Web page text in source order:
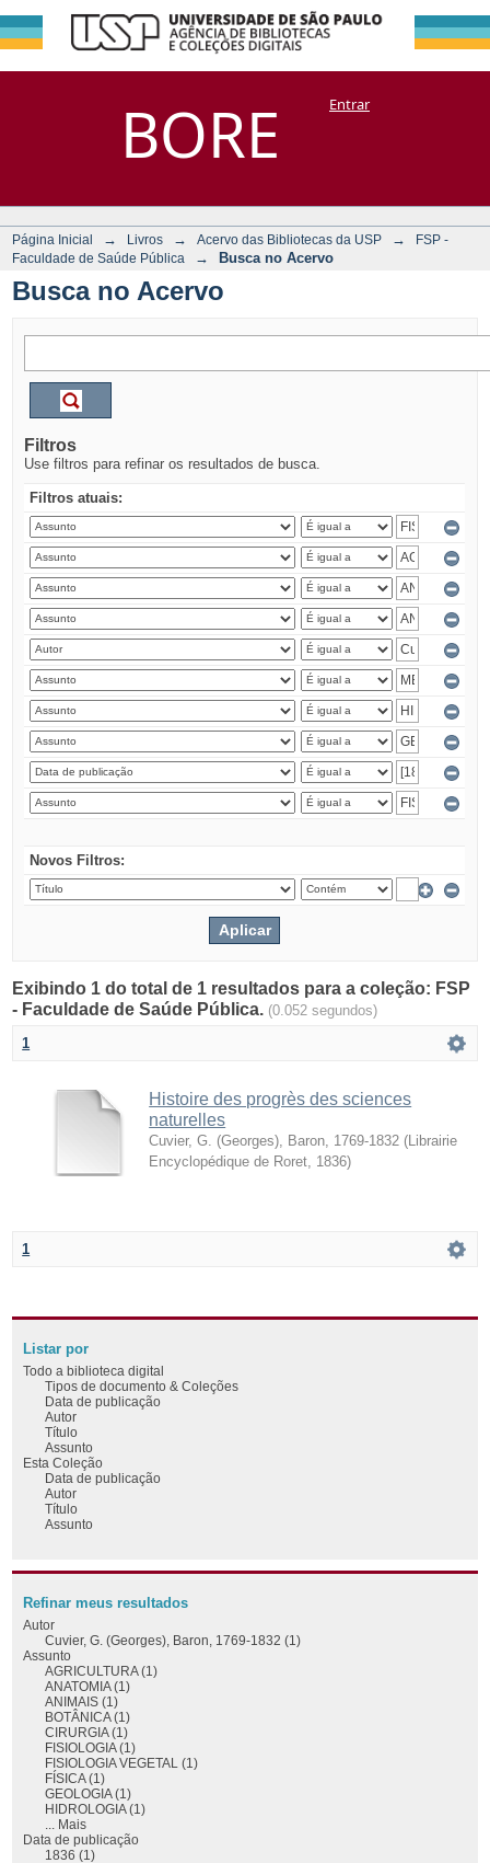
BORE
Busca no Acervo
DSpace/Manakin + CoriscoEntrar
Página Inicial → Livros → Acervo das Bibliotecas da USP →
FSP -
Faculdade de Saúde Pública
→ Busca no Acervo
Busca no Acervo
Filtros
Use filtros para refinar os resultados de busca.
Filtros atuais:
Novos Filtros:
Exibindo 1 do total de 1 resultados para a coleção: FSP
- Faculdade de Saúde Pública. (0.052 segundos)
1
Histoire des progrès des sciences
naturelles
Cuvier, G. (Georges), Baron, 1769-1832 ( Librairie
Encyclopédique de Roret 1836)
1
Listar por
Todo a biblioteca digital
Tipos de documento & Coleções
Data de publicação
Autor
Título
Assunto
Esta Coleção
Data de publicação
Autor
Título
Assunto
Refinar meus resultados
Autor
Cuvier, G. (Georges), Baron, 1769-1832 (1)
Assunto
AGRICULTURA (1)
ANATOMIA (1)
ANIMAIS (1)
BOTÂNICA (1)
CIRURGIA (1)
FISIOLOGIA (1)
FISIOLOGIA VEGETAL (1)
FÍSICA (1)
GEOLOGIA (1)
HIDROLOGIA (1)
... Mais
Data de publicação
1836 (1)